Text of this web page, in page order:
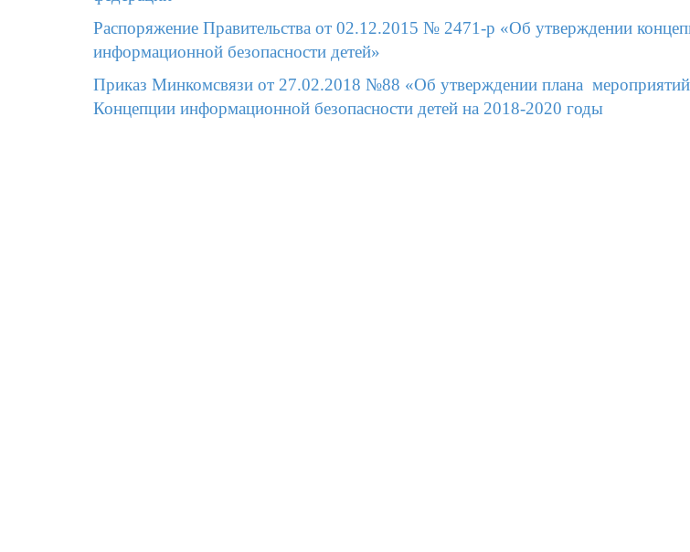
Распоряжение Правительства от 02.12.2015 № 2471-р «Об утверждении
информационной безопасности детей»
Приказ Минкомсвязи от 27.02.2018 №88 «Об утверждении плана мероприятий
Концепции информационной безопасности детей на 2018-2020 годы